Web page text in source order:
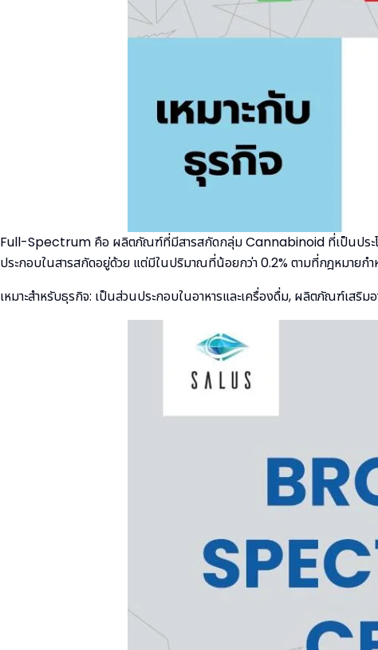
Full-Spectrum คือ ผลิตภัณฑ์ที่มีสารสกัดกลุ่ม Cannabinoid ที่เป็นปร
ประกอบในสารสกัดอยู่ด้วย แต่มีในปริมาณที่น้อยกว่า 0.2% ตามที่กฎหมายก
เหมาะสำหรับธุรกิจ: เป็นส่วนประกอบในอาหารและเครื่องดื่ม, ผลิตภัณฑ์เสริ